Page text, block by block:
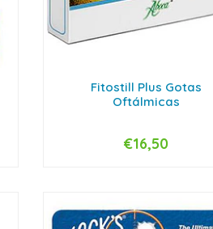
Fitostill Plus Gotas
Oftálmicas
+
€16,50